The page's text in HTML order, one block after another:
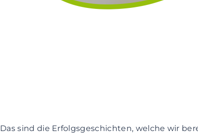
Das sind die Erfolgsgeschichten, welche wir